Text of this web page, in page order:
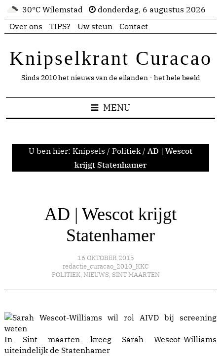
30°C Wilemstad
donderdag, 6 augustus 2026
Over ons
TIPS? Uw steun Contact
Knipselkrant Curacao
Sinds 2010 het nieuws van de eilanden - het hele beeld
MENU
U ben hier: Knipsels / Politiek / AD | Wescot
krijgt Statenhamer
AD | Wescot krijgt
Statenhamer
16 OKTOBER 2015
redactie_curacao_2010_KKC
POLITIEK, NIEUWS, SINT MAARTEN
In Sint maarten kreeg Sarah Wescot-Williams
uiteindelijk de Statenhamer